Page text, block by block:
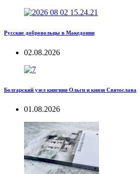
Русские добровольцы в Македонии
02.08.2026
Болгарский узел княгини Ольги и князя Святослава
01.08.2026